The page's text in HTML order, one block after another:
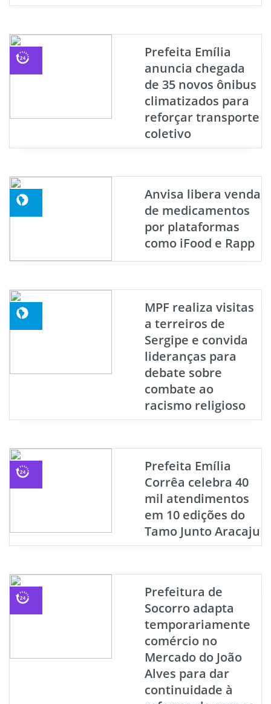
Prefeita Emília
anuncia chegada
de 35 novos ônibus
climatizados para
reforçar transporte
coletivo
Anvisa libera venda
de medicamentos
por plataformas
como iFood e Rapp
MPF realiza visitas
a terreiros de
Sergipe e convida
lideranças para
debate sobre
combate ao
racismo religioso
Prefeita Emília
Corrêa celebra 40
mil atendimentos
em 10 edições do
Tamo Junto Aracaju
Prefeitura de
Socorro adapta
temporariamente
comércio no
Mercado do João
Alves para dar
continuidade à